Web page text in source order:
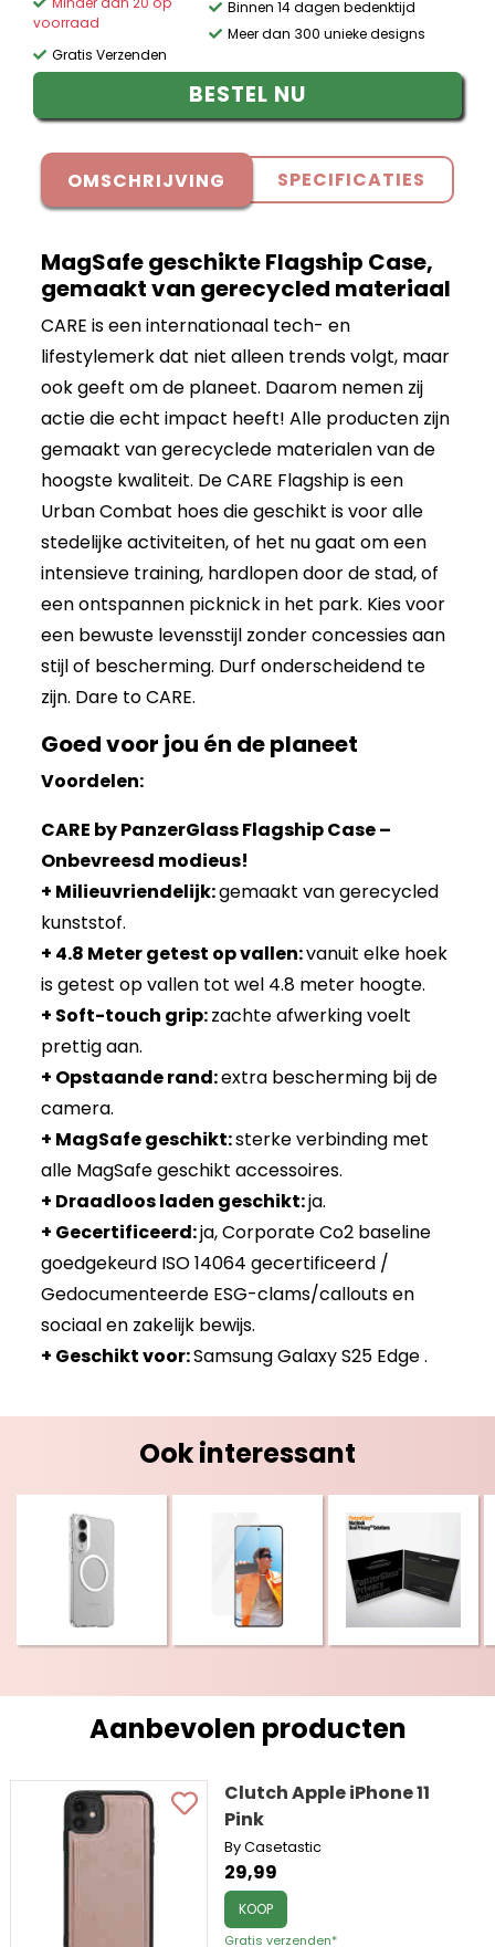
voorraad
Gratis Verzenden
Binnen 14 dagen bedenktijd
Meer dan 300 unieke designs
BESTEL NU
OMSCHRIJVING SPECIFICATIES
MagSafe geschikte Flagship Case,
gemaakt van gerecycled materiaal
CARE is een internationaal tech- en
lifestylemerk dat niet alleen trends volgt, maar
ook geeft om de planeet. Daarom nemen zij
actie die echt impact heeft! Alle producten zijn
gemaakt van gerecyclede materialen van de
hoogste kwaliteit. De CARE Flagship is een
Urban Combat hoes die geschikt is voor alle
stedelijke activiteiten, of het nu gaat om een
intensieve training, hardlopen door de stad, of
een ontspannen picknick in het park. Kies voor
een bewuste levensstijl zonder concessies aan
stijl of bescherming. Durf onderscheidend te
zijn. Dare to CARE.
Goed voor jou én de planeet
Voordelen:
CARE by PanzerGlass Flagship Case –
Onbevreesd modieus!
+ Milieuvriendelijk:gemaakt van gerecycled
kunststof.
+ 4.8 Meter getest op vallen:vanuit elke hoek
is getest op vallen tot wel 4.8 meter hoogte.
+ Soft-touch grip:zachte afwerking voelt
prettig aan.
+ Opstaande rand:extra bescherming bij de
camera.
+ MagSafe geschikt:sterke verbinding met
alle MagSafe geschikt accessoires.
+ Draadloos laden geschikt:ja.
+ Gecertificeerd:ja, Corporate Co2 baseline
goedgekeurd ISO 14064 gecertificeerd /
Gedocumenteerde ESG-clams/callouts en
sociaal en zakelijk bewijs.
+ Geschikt voor:Samsung Galaxy S25 Edge .
Ook interessant
Aanbevolen producten
Clutch Apple iPhone 11
Pink
By Casetastic
29,99
KOOP
Gratis verzenden*